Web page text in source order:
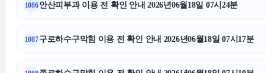
강남상간소송변호사
강남상간녀소송변호사 용인학교폭
1086안산피부과 이용 전 확인 안내 2026년06월18일 07시24분
1087구로하수구막힘 이용 전 확인 안내 2026년06월18일 07시17분